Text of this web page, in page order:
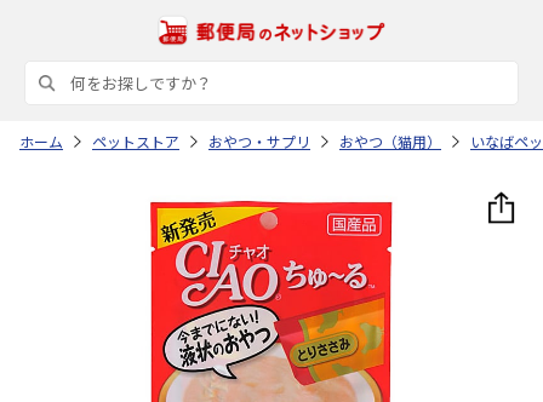
ホーム ペットストア おやつ・サプリ おやつ（猫用） いなばペ